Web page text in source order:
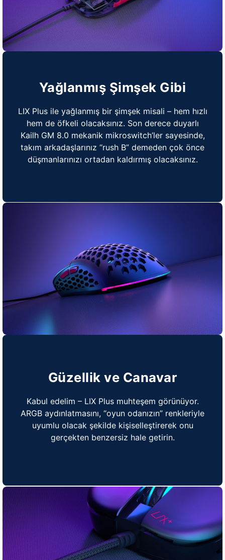
Yağlanmış Şimşek Gibi
LIX Plus ile yağlanmış bir şimşek misali – hem hızlı
hem de öfkeli olacaksınız. Son derece duyarlı
Kailh GM 8.0 mekanik mikroswitch’ler sayesinde,
takım arkadaşlarınız “rush B” demeden çok önce
düşmanlarınızı ortadan kaldırmış olacaksınız.
Güzellik ve Canavar
Kabul edelim – LIX Plus muhteşem görünüyor.
ARGB aydınlatmasını, “oyun odanızın” renkleriyle
uyumlu olacak şekilde kişiselleştirerek onu
gerçekten benzersiz hale getirin.